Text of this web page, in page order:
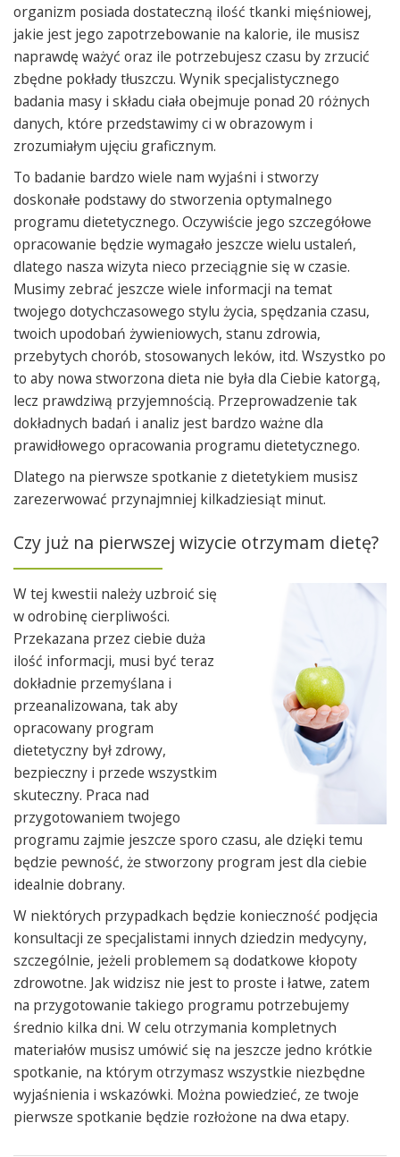
organizm posiada dostateczną ilość tkanki mięśniowej,
jakie jest jego zapotrzebowanie na kalorie, ile musisz
naprawdę ważyć oraz ile potrzebujesz czasu by zrzucić
zbędne pokłady tłuszczu. Wynik specjalistycznego
badania masy i składu ciała obejmuje ponad 20 różnych
danych, które przedstawimy ci w obrazowym i
zrozumiałym ujęciu graficznym.
To badanie bardzo wiele nam wyjaśni i stworzy
doskonałe podstawy do stworzenia optymalnego
programu dietetycznego. Oczywiście jego szczegółowe
opracowanie będzie wymagało jeszcze wielu ustaleń,
dlatego nasza wizyta nieco przeciągnie się w czasie.
Musimy zebrać jeszcze wiele informacji na temat
twojego dotychczasowego stylu życia, spędzania czasu,
twoich upodobań żywieniowych, stanu zdrowia,
przebytych chorób, stosowanych leków, itd. Wszystko po
to aby nowa stworzona dieta nie była dla Ciebie katorgą,
lecz prawdziwą przyjemnością. Przeprowadzenie tak
dokładnych badań i analiz jest bardzo ważne dla
prawidłowego opracowania programu dietetycznego.
Dlatego na pierwsze spotkanie z dietetykiem musisz
zarezerwować przynajmniej kilkadziesiąt minut.
Czy już na pierwszej wizycie otrzymam dietę?
W tej kwestii należy uzbroić się
w odrobinę cierpliwości.
Przekazana przez ciebie duża
ilość informacji, musi być teraz
dokładnie przemyślana i
przeanalizowana, tak aby
opracowany program
dietetyczny był zdrowy,
bezpieczny i przede wszystkim
skuteczny. Praca nad
przygotowaniem twojego
programu zajmie jeszcze sporo czasu, ale dzięki temu
będzie pewność, że stworzony program jest dla ciebie
idealnie dobrany.
W niektórych przypadkach będzie konieczność podjęcia
konsultacji ze specjalistami innych dziedzin medycyny,
szczególnie, jeżeli problemem są dodatkowe kłopoty
zdrowotne. Jak widzisz nie jest to proste i łatwe, zatem
na przygotowanie takiego programu potrzebujemy
średnio kilka dni. W celu otrzymania kompletnych
materiałów musisz umówić się na jeszcze jedno krótkie
spotkanie, na którym otrzymasz wszystkie niezbędne
wyjaśnienia i wskazówki. Można powiedzieć, ze twoje
pierwsze spotkanie będzie rozłożone na dwa etapy.